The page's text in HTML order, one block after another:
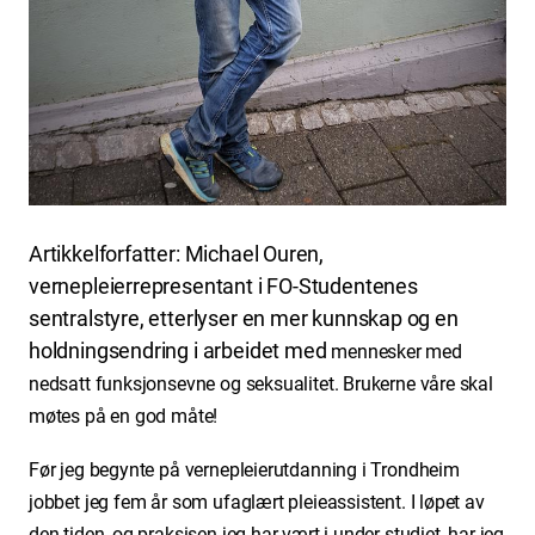
Artikkelforfatter: Michael Ouren,
vernepleierrepresentant i FO-Studentenes
sentralstyre, etterlyser en mer kunnskap og en
holdningsendring i arbeidet med mennesker med
nedsatt funksjonsevne og seksualitet. Brukerne våre skal
møtes på en god måte!
Før jeg begynte på vernepleierutdanning i Trondheim
jobbet jeg fem år som ufaglært pleieassistent. I løpet av